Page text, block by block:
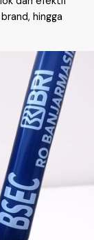
hingga